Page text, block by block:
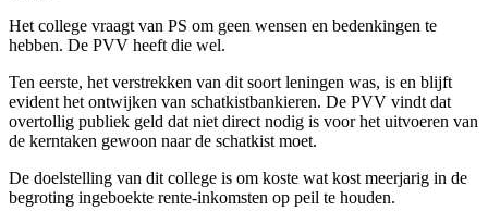
Het college vraagt van PS om geen wensen en bedenkingen te
hebben. De PVV heeft die wel.
Ten eerste, het verstrekken van dit soort leningen was, is en blijft
evident het ontwijken van schatkistbankieren. De PVV vindt dat
overtollig publiek geld dat niet direct nodig is voor het uitvoeren van
de kerntaken gewoon naar de schatkist moet.
De doelstelling van dit college is om koste wat kost meerjarig in de
begroting ingeboekte rente-inkomsten op peil te houden.